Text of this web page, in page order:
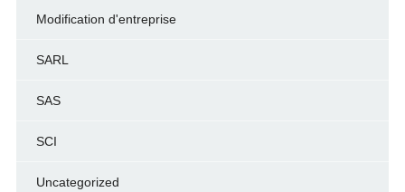
Modification d'entreprise
SARL
SAS
SCI
Uncategorized